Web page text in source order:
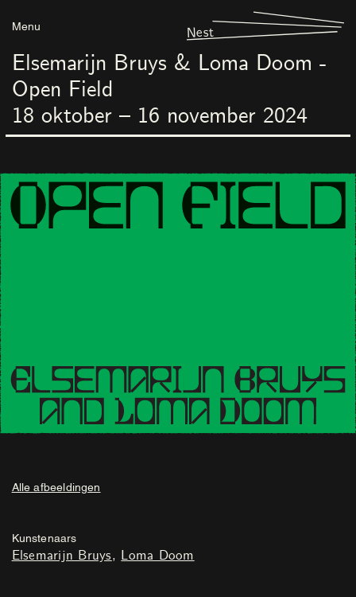
Menu Nest
Elsemarijn Bruys & Loma Doom -
Open Field
18 oktober – 16 november 2024
Alle afbeeldingen
Kunstenaars
Elsemarijn Bruys Loma Doom